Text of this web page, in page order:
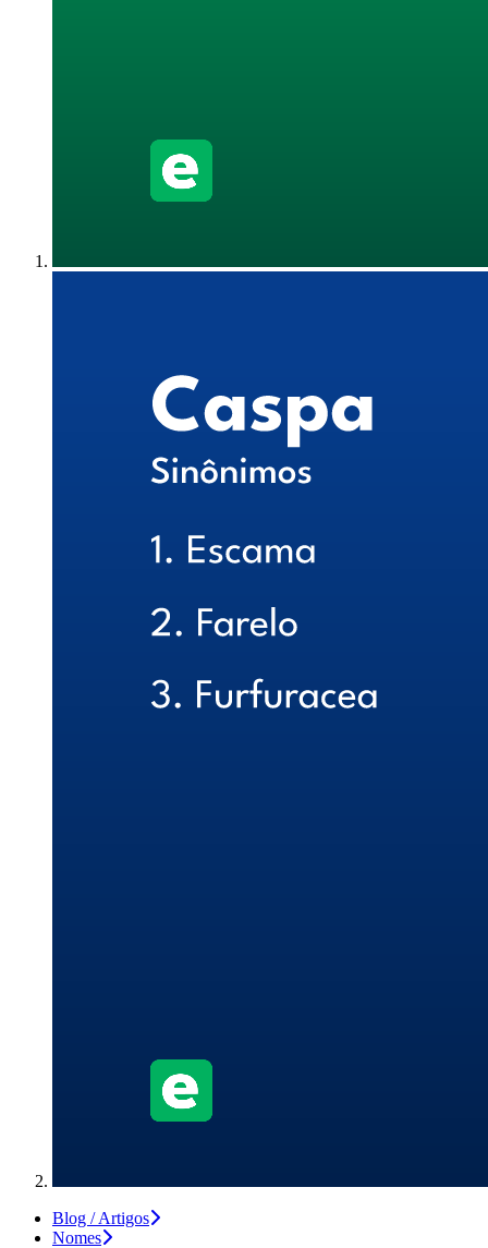
Blog / Artigos
Nomes